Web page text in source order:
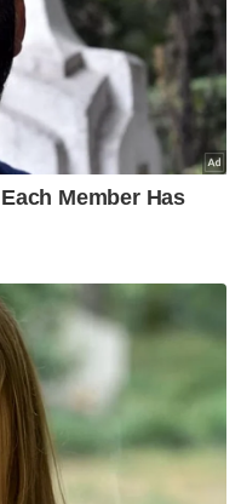
5.2 peratus
jurang
E-Mel setiap